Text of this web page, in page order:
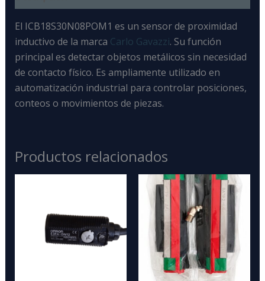
El ICB18S30N08POM1 es un sensor de proximidad
inductivo de la marca Carlo Gavazzi. Su función
principal es detectar objetos metálicos sin necesidad
de contacto físico. Es ampliamente utilizado en
automatización industrial para controlar posiciones,
conteos o movimientos de piezas.
Productos relacionados